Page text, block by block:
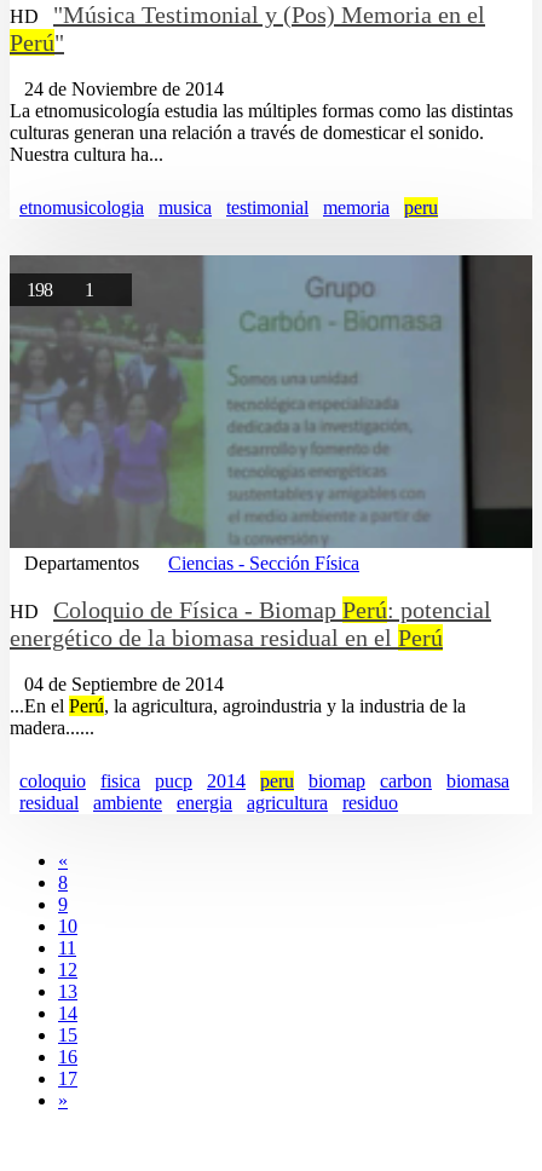
HD
"Música Testimonial y (Pos) Memoria en el
Perú"
24 de Noviembre de 2014
La etnomusicología estudia las múltiples formas como las distintas
culturas generan una relación a través de domesticar el sonido.
Nuestra cultura ha...
etnomusicologia musica testimonial memoria peru
198 1
Departamentos Ciencias - Sección Física
HD Coloquio de Física - Biomap Perú: potencial
energético de la biomasa residual en el Perú
04 de Septiembre de 2014
...En el Perú, la agricultura, agroindustria y la industria de la
madera......
coloquio fisica pucp 2014 peru biomap carbon
biomasa
residual
ambiente energia agricultura residuo
«
8
9
10
11
12
13
14
15
16
17
»